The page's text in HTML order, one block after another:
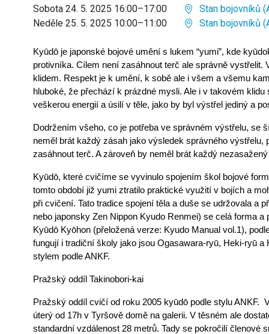
Sobota 24. 5. 2025 16:00–17:00
Stan bojovníků
Neděle 25. 5. 2025 10:00–11:00
Stan bojovníků
Kyūdō je japonské bojové umění s lukem “yumi”, kde
protivníka. Cílem není zasáhnout terč ale správně vystřelit.
klidem. Respekt je k umění, k sobě ale i všem a všemu
hluboké, že přechází k prázdné mysli. Ale i v takovém
veškerou energií a úsilí v těle, jako by byl výstřel jediný a
Dodržením všeho, co je potřeba ve správném výstřelu, se
neměl brát každý zásah jako výsledek správného výstřelu,
zasáhnout terč. A zároveň by neměl brát každý
Kyūdō, které cvičíme se vyvinulo spojením škol bojové
tomto období již yumi ztratilo praktické využití v bojích a
při cvičení. Tato tradice spojení těla a duše se udržovala a
nebo japonsky Zen Nippon Kyudo Renmei) se celá forma
Kyūdō Kyōhon (přeložená verze: Kyudo Manual vol.1),
fungují i tradiční školy jako jsou Ogasawara-ryū, Heki-ryū
stylem podle ANKF.
Pražský oddíl Takinobori-kai
Pražský oddíl cvičí od roku 2005 kyūdō podle stylu ANKF.
úterý od 17h v Tyršově domě na galerii. V těsném ale
standardní vzdálenost 28 metrů. Tady se pokročilí členové